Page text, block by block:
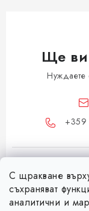
С щракване
съхраняват
аналитични и
Ще ви
Нуждаете